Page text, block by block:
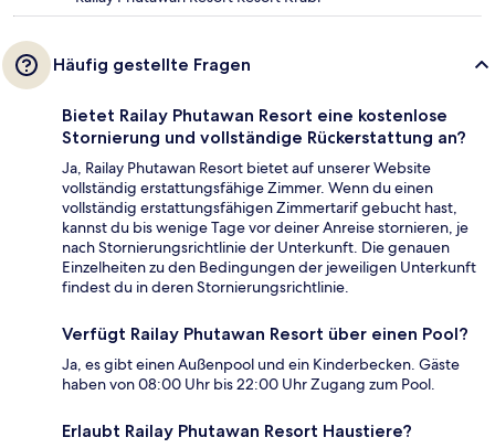
Häufig gestellte Fragen
Bietet Railay Phutawan Resort eine kostenlose
Stornierung und vollständige Rückerstattung an?
Ja, Railay Phutawan Resort bietet auf unserer Website
vollständig erstattungsfähige Zimmer. Wenn du einen
vollständig erstattungsfähigen Zimmertarif gebucht hast,
kannst du bis wenige Tage vor deiner Anreise stornieren, je
nach Stornierungsrichtlinie der Unterkunft. Die genauen
Einzelheiten zu den Bedingungen der jeweiligen Unterkunft
findest du in deren Stornierungsrichtlinie.
Verfügt Railay Phutawan Resort über einen Pool?
Ja, es gibt einen Außenpool und ein Kinderbecken. Gäste
haben von 08:00 Uhr bis 22:00 Uhr Zugang zum Pool.
Erlaubt Railay Phutawan Resort Haustiere?